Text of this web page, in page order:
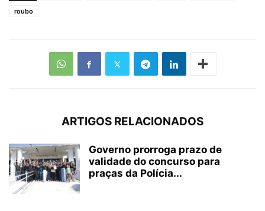
roubo
ARTIGOS RELACIONADOS
Governo prorroga prazo de
validade do concurso para
praças da Polícia...